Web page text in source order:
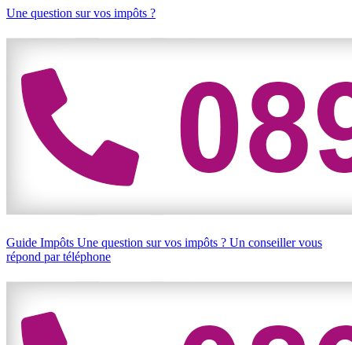
Une question sur vos impôts ?
Guide Impôts Une question sur vos impôts ? Un conseiller vous
répond par téléphone